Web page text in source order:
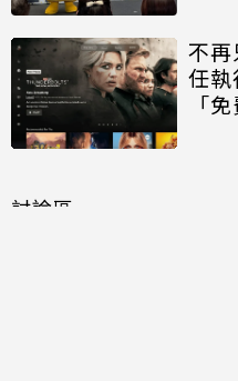
不
任
「
討論區